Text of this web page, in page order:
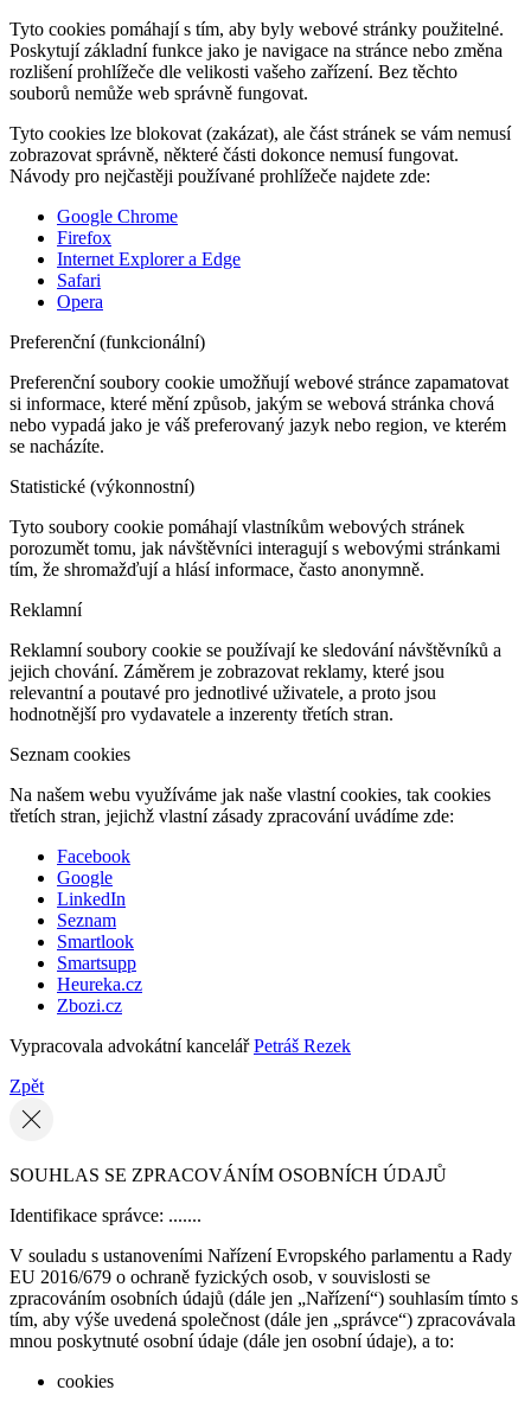
Tyto cookies pomáhají s tím, aby byly webové stránky použitelné.
Poskytují základní funkce jako je navigace na stránce nebo změna
rozlišení prohlížeče dle velikosti vašeho zařízení. Bez těchto
souborů nemůže web správně fungovat.
Tyto cookies lze blokovat (zakázat), ale část stránek se vám nemusí
zobrazovat správně, některé části dokonce nemusí fungovat.
Návody pro nejčastěji používané prohlížeče najdete zde:
Google Chrome
Firefox
Internet Explorer a Edge
Safari
Opera
Preferenční (funkcionální)
Preferenční soubory cookie umožňují webové stránce zapamatovat
si informace, které mění způsob, jakým se webová stránka chová
nebo vypadá jako je váš preferovaný jazyk nebo region, ve kterém
se nacházíte.
Statistické (výkonnostní)
Tyto soubory cookie pomáhají vlastníkům webových stránek
porozumět tomu, jak návštěvníci interagují s webovými stránkami
tím, že shromažďují a hlásí informace, často anonymně.
Reklamní
Reklamní soubory cookie se používají ke sledování návštěvníků a
jejich chování. Záměrem je zobrazovat reklamy, které jsou
relevantní a poutavé pro jednotlivé uživatele, a proto jsou
hodnotnější pro vydavatele a inzerenty třetích stran.
Seznam cookies
Na našem webu využíváme jak naše vlastní cookies, tak cookies
třetích stran, jejichž vlastní zásady zpracování uvádíme zde:
Facebook
Google
LinkedIn
Seznam
Smartlook
Smartsupp
Heureka.cz
Zbozi.cz
Vypracovala advokátní kancelářPetráš Rezek
Zpět
SOUHLAS SE ZPRACOVÁNÍM OSOBNÍCH ÚDAJŮ
Identifikace správce: .......
V souladu s ustanoveními Nařízení Evropského parlamentu a Rady
EU 2016/679 o ochraně fyzických osob, v souvislosti se
zpracováním osobních údajů (dále jen „Nařízení“) souhlasím tímto s
tím, aby výše uvedená společnost (dále jen „správce“) zpracovávala
mnou poskytnuté osobní údaje (dále jen osobní údaje), a to:
cookies